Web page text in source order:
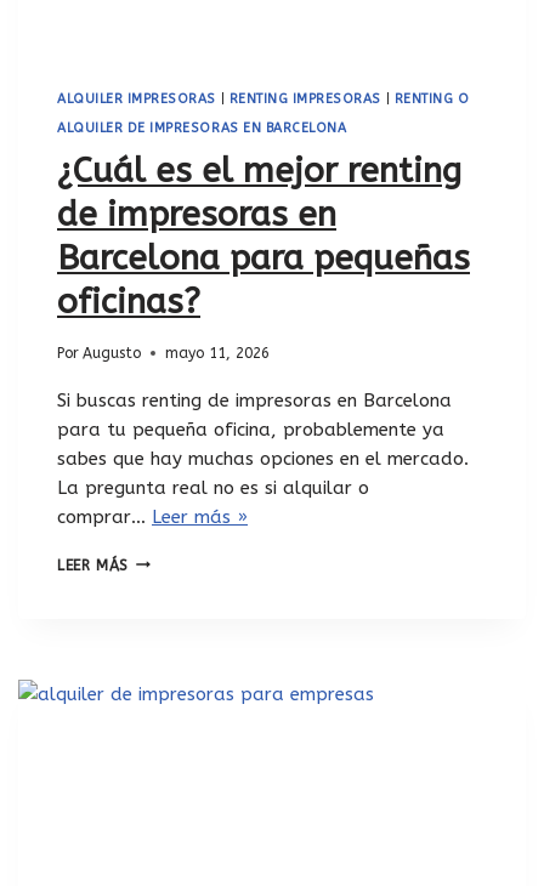
ALQUILER IMPRESORAS RENTING IMPRESORAS
RENTING O
ALQUILER DE IMPRESORAS EN BARCELONA
¿Cuál es el mejor renting
de impresoras en
Barcelona para pequeñas
oficinas?
Por Augusto mayo 11, 2026
Si buscas renting de impresoras en Barcelona
para tu pequeña oficina, probablemente ya
sabes que hay muchas opciones en el mercado.
La pregunta real no es si alquilar o
comprar… Leer más »
LEER MÁS